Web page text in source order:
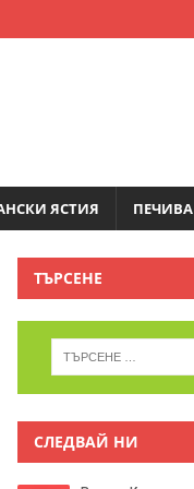
ЯСТИЯ ПЕЧИВА
ТЪРСЕНЕ
СЛЕДВАЙ НИ